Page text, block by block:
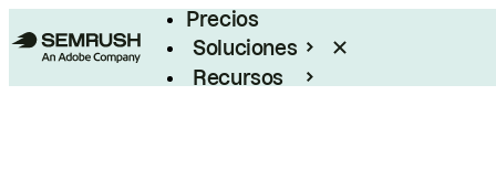
Precios
Soluciones
Recursos